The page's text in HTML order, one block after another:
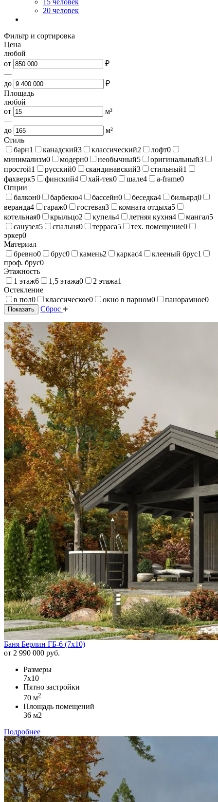
20 человек
Фильтр и сортировка
Цена
любой
от
₽
—
до
₽
Площадь
любой
от
м²
—
до
м²
Стиль
барн1 канадский3 классический2 лофт0
минимализм0 модерн0 необычный5 оригинальный3
простой1 русский0 скандинавский3 стильный1
фахверк5 финский4 хай-тек0 шале4 a-frame0
Опции
балкон0 барбекю4 бассейн0 беседка4 бильярд0
веранда4 гараж0 гостевая3 комната отдыха5
котельная0 крыльцо2 купель4 летняя кухня4 мангал5
санузел5 спальня0 терраса5 тех. помещение0
эркер0
Материал
бревно0 брус0 камень2 каркас4 клееный брус1
проф. брус0
Этажность
1 этаж6 1,5 этажа0 2 этажа1
Остекление
в пол0 классическое0 окно в парном0 панорамное0
Показать Сброс
Баня Берлин ГБ-6 (7х10)
от 2 990 000 руб.
Размеры
7х10
Пятно застройки
70 м2
Площадь помещений
36 м2
Подробнее